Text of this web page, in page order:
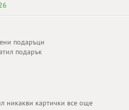
подаръци
подарък
никакви картички все още